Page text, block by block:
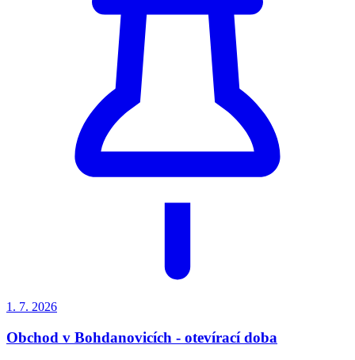
1. 7. 2026
Obchod v Bohdanovicích - otevírací doba